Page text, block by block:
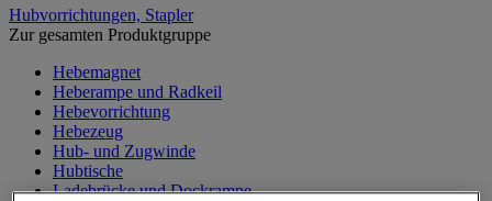
Hubvorrichtungen, Stapler
Zur gesamten Produktgruppe
Hebemagnet
Heberampe und Radkeil
Hebevorrichtung
Hebezeug
Hub- und Zugwinde
Hubtische
Ladebrücke und Dockrampe